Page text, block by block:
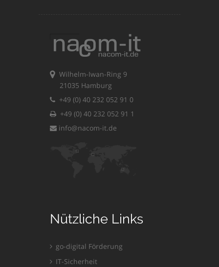
Wilhelm-Iwan-Ring 9
21035 Hamburg
+49 (0) 40 232 052 91 0
+49 (0) 40 232 052 91 1
info@nacom-it.de
Nützliche Links
go-digital Förderung
IT-Sicherheit